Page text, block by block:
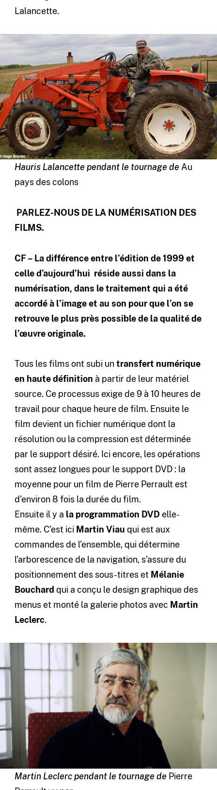
Lalancette.
Hauris Lalancette pendant le tournage de Au
pays des colons
PARLEZ-NOUS DE LA NUMÉRISATION DES
FILMS.
CF – La différence entre l’édition de 1999 et
celle d’aujourd’hui réside aussi dans la
numérisation, dans le traitement qui a été
accordé à l’image et au son pour que l’on se
retrouve le plus près possible de la qualité de
l’œuvre originale.
Tous les films ont subi untransfert numérique
en haute définition à partir de leur matériel
source. Ce processus exige de 9 à 10 heures de
travail pour chaque heure de film. Ensuite le
film devient un fichier numérique dont la
résolution ou la compression est déterminée
par le support désiré. Ici encore, les opérations
sont assez longues pour le support DVD : la
moyenne pour un film de Pierre Perrault est
d’environ 8 fois la durée du film.
Ensuite il y a la programmation DVD elle-
même. C’est ici Martin Viau qui est aux
commandes de l’ensemble, qui détermine
l’arborescence de la navigation, s’assure du
positionnement des sous-titres et Mélanie
Bouchard qui a conçu le design graphique des
menus et monté la galerie photos avec Martin
Leclerc.
Martin Leclerc pendant le tournage de Pierre